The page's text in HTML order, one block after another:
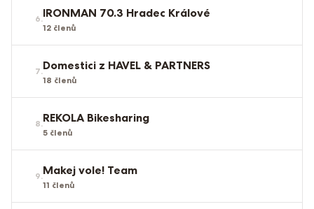
6.IRONMAN 70.3 Hradec Králové
12 členů
7.Domestici z HAVEL & PARTNERS
18 členů
8.REKOLA Bikesharing
5 členů
9.Makej vole! Team
11 členů